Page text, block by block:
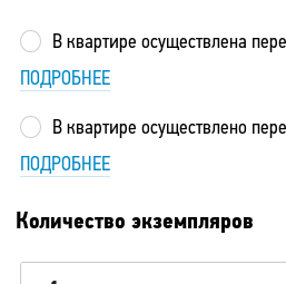
В квартире осуществлена
ПОДРОБНЕЕ
В квартире осуществлено
ПОДРОБНЕЕ
Количество экземпляров